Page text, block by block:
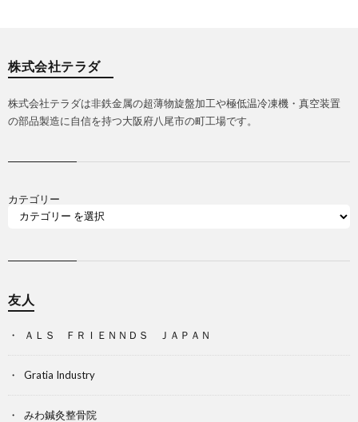
株式会社テラダ
株式会社テラダは非鉄金属の超薄物旋盤加工や極低温冷凍機・真空装置
の部品製造に自信を持つ大阪府八尾市の町工場です。
カテゴリー
友人
ＡＬＳ ＦＲＩＥＮＮＤＳ ＪＡＰＡＮ
Gratia Industry
みわ鍼灸整骨院